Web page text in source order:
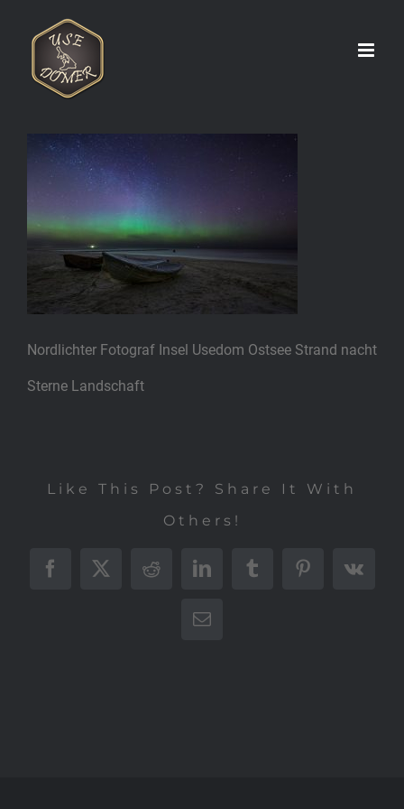
springen
Nordlichter Fotograf Insel Usedom Ostsee Strand nacht
Sterne Landschaft
Like This Post? Share It With
Others!
Facebook
X RedditLinkedInTumblrPinterest
Vk
E-